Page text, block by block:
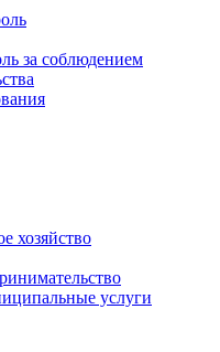
за соблюдением
хозяйство
услуги